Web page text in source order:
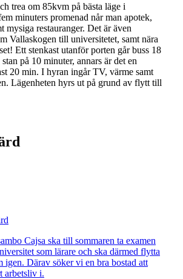
trea om 85kvm på bästa läge i
minuters promenad når man apotek,
mysiga restauranger. Det är även
Vallaskogen till universitetet, samt nära
Ett stenkast utanför porten går buss 18
på 10 minuter, annars är det en
20 min. I hyran ingår TV, värme samt
Lägenheten hyrs ut på grund av flytt till
Cajsa ska till sommaren ta examen
som lärare och ska därmed flytta
igen. Därav söker vi en bra bostad att
arbetsliv i.